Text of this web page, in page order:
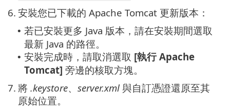
6. 安裝您已下載的 Apache Tomcat 更新版本：
• 若已安裝更多 Java 版本，請在安裝期間選取
最新 Java 的路徑。
• 安裝完成時，請取消選取 [執行 Apache
Tomcat] 旁邊的核取方塊。
7. 將 .keystore、 server.xml 與自訂憑證還原至其
原始位置。